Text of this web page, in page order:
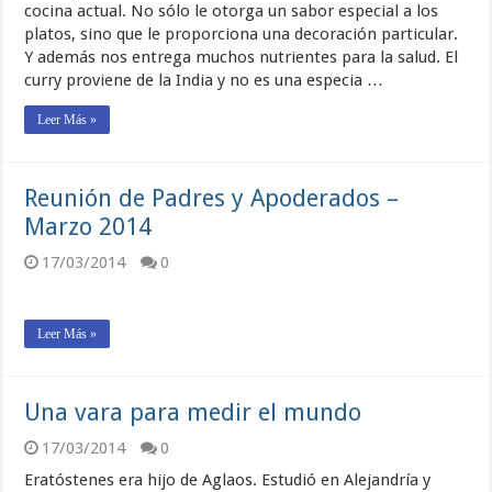
cocina actual. No sólo le otorga un sabor especial a los
platos, sino que le proporciona una decoración particular.
Y además nos entrega muchos nutrientes para la salud. El
curry proviene de la India y no es una especia …
Leer Más »
Reunión de Padres y Apoderados –
Marzo 2014
17/03/2014 0
Leer Más »
Una vara para medir el mundo
17/03/2014
0
Eratóstenes era hijo de Aglaos. Estudió en Alejandría y